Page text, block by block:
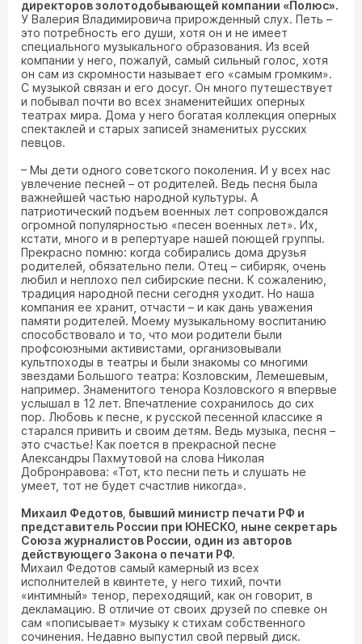
директоров золотодобывающей компании «Полюс».
У Валерия Владимировича прирожденный слух. Петь –
это потребность его души, хотя он и не имеет
специального музыкального образования. Из всей
компании у него, пожалуй, самый сильный голос, хотя
он сам из скромности называет его «самым громким».
С музыкой связан и его досуг. Он много путешествует
и побывал почти во всех знаменитейших оперных
театрах мира. Дома у него богатая коллекция оперных
спектаклей и старых записей знаменитых русских
певцов.
– Мы дети одного советского поколения. И у всех нас
увлечение песней – от родителей. Ведь песня была
важнейшей частью народной культуры. А
патриотический подъем военных лет сопровождался
огромной популярностью «песен военных лет». Их,
кстати, много и в репертуаре нашей поющей группы.
Прекрасно помню: когда собирались дома друзья
родителей, обязательно пели. Отец – сибиряк, очень
любил и неплохо пел сибирские песни. К сожалению,
традиция народной песни сегодня уходит. Но наша
компания ее хранит, отчасти – и как дань уважения
памяти родителей. Моему музыкальному воспитанию
способствовало и то, что мои родители были
профсоюзными активистами, организовывали
культпоходы в театры и были знакомы со многими
звездами Большого театра: Козловским, Лемешевым,
например. Знаменитого тенора Козловского я впервые
услышал в 12 лет. Впечатление сохранилось до сих
пор. Любовь к песне, к русской песенной классике я
старался привить и своим детям. Ведь музыка, песня –
это счастье! Как поется в прекрасной песне
Александры Пахмутовой на слова Николая
Добронравова: «Тот, кто песни петь и слушать не
умеет, тот не будет счастлив никогда».
Михаил Федотов, бывший министр печати РФ и
представитель России при ЮНЕСКО, ныне секретарь
Союза журналистов России, один из авторов
действующего Закона о печати РФ.
Михаил Федотов самый камерный из всех
исполнителей в квинтете, у него тихий, почти
«интимный» тенор, переходящий, как он говорит, в
декламацию. В отличие от своих друзей по спевке он
сам «пописывает» музыку к стихам собственного
сочинения. Недавно выпустил свой первый диск.